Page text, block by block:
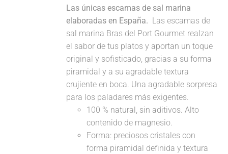
Las únicas escamas de sal marina
elaboradas en España. Las escamas de
sal marina Bras del Port Gourmet realzan
el sabor de tus platos y aportan un toque
original y sofisticado, gracias a su forma
piramidal y a su agradable textura
crujiente en boca. Una agradable sorpresa
para los paladares más exigentes.
100 % natural, sin aditivos. Alto
contenido de magnesio.
Forma: preciosos cristales con
forma piramidal definida y textura